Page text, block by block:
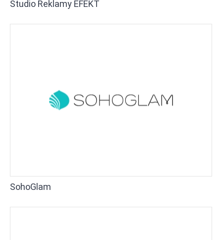
Studio Reklamy EFEKT
SohoGlam